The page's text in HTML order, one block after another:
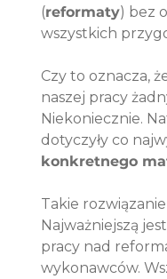
(reformaty) bez
wszystkich
Czy to oznacza,
naszej pracy
Niekoniecznie.
dotyczyły co
konkretnego
Takie
Najważniejszą
pracy nad
wykonawców.